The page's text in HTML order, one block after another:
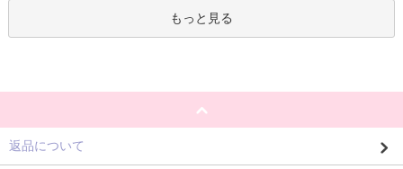
もっと見る
返品について